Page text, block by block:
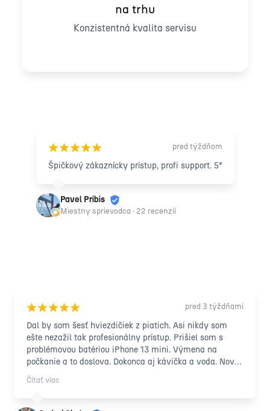
na trhu
Konzistentná kvalita servisu
¡¡¡¡¡ pred týždňom
Špičkový zákaznícky prístup, profi support. 5*
Pavel Pribis
Miestny sprievodca · 22 recenzií
¡¡¡¡¡ pred 3 týždňami
Dal by som šesť hviezdičiek z piatich. Asi nikdy som
ešte nezažil tak profesionálny prístup. Prišiel som s
problémovou batériou iPhone 13 mini. Výmena na
počkanie a to doslova. Dokonca aj kávička a voda. Nová
originálna baterka za super cenu. Rozhodne odporúčam
👍. 😀
Čítať viac